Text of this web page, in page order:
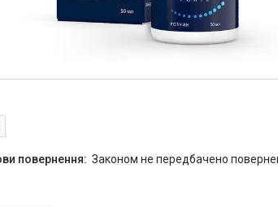
Законом не передбачено